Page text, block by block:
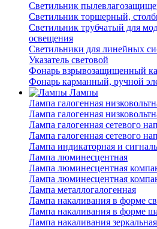
Светильник
Светильник торшерный,
Светильник трубчатый для
освещения
Светильники для линейных
Указатель световой
Фонарь взрывозащищенный
Фонарь карманный, ручной
Лампы
Лампа галогенная
Лампа галогенная
Лампа галогенная сетевого
Лампа галогенная сетевого
Лампа индикаторная и
Лампа люминесцентная
Лампа люминесцентная
Лампа люминесцентная
Лампа металлогалогенная
Лампа накаливания в форме
Лампа накаливания в форме
Лампа накаливания зеркальная